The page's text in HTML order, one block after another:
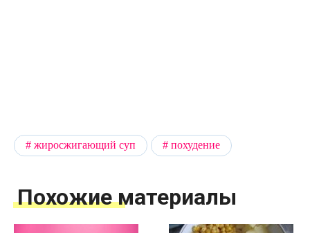
жиросжигающий суп похудение
Похожие материалы